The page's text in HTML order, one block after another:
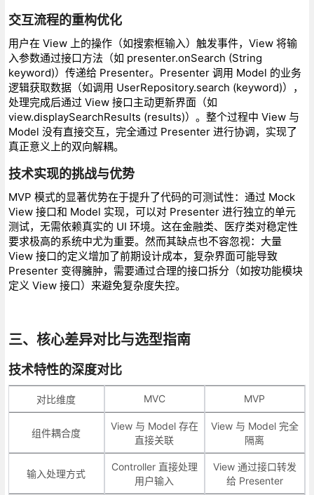
交互流程的重构优化
用户在 View 上的操作（如搜索框输入）触发事件，View 将输
入参数通过接口方法（如 presenter.onSearch (String
keyword)）传递给 Presenter。Presenter 调用 Model 的业务
逻辑获取数据（如调用 UserRepository.search (keyword)），
处理完成后通过 View 接口主动更新界面（如
view.displaySearchResults (results)）。整个过程中 View 与
Model 没有直接交互，完全通过 Presenter 进行协调，实现了
真正意义上的双向解耦。
技术实现的挑战与优势
MVP 模式的显著优势在于提升了代码的可测试性：通过 Mock
View 接口和 Model 实现，可以对 Presenter 进行独立的单元
测试，无需依赖真实的 UI 环境。这在金融类、医疗类对稳定性
要求极高的系统中尤为重要。然而其缺点也不容忽视：大量
View 接口的定义增加了前期设计成本，复杂界面可能导致
Presenter 变得臃肿，需要通过合理的接口拆分（如按功能模块
定义 View 接口）来避免复杂度失控。
三、核心差异对比与选型指南
技术特性的深度对比
对比维度 MVC MVP
组件耦合度
View 与 Model 存在
直接关联
View 与 Model 完全
隔离
输入处理方式
Controller 直接处理
用户输入
View 通过接口转发
给 Presenter